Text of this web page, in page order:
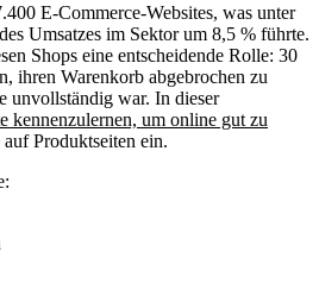
E-Commerce-Websites, was unter
Umsatzes im Sektor um 8,5 % führte.
Shops eine entscheidende Rolle: 30
ihren Warenkorb abgebrochen zu
unvollständig war. In dieser
kennenzulernen, um online gut zu
Produktseiten ein.